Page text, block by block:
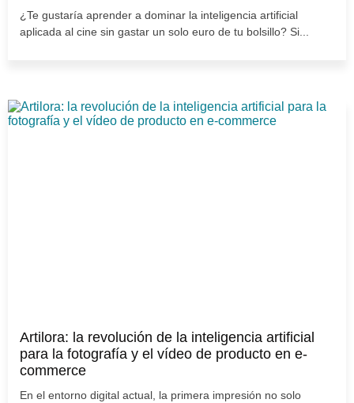
¿Te gustaría aprender a dominar la inteligencia artificial
aplicada al cine sin gastar un solo euro de tu bolsillo? Si...
Artilora: la revolución de la inteligencia artificial
para la fotografía y el vídeo de producto en e-
commerce
En el entorno digital actual, la primera impresión no solo